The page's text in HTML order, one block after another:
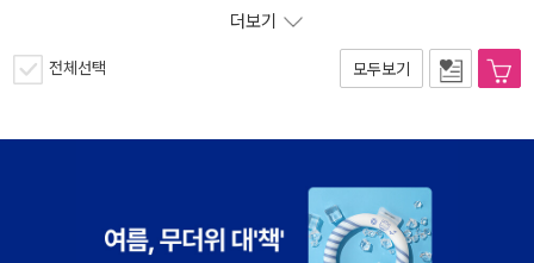
더보기
전체선택 모두보기